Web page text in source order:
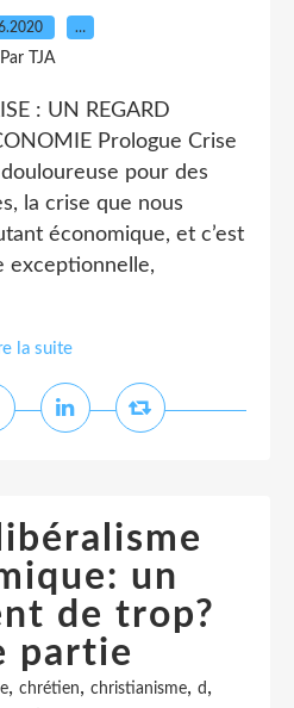
…
Par TJA
: UN REGARD
Prologue Crise
pour des
la crise que nous
économique, et c’est
exceptionnelle,
la suite
un
de trop?
partie
, chrétien, christianisme, d ,